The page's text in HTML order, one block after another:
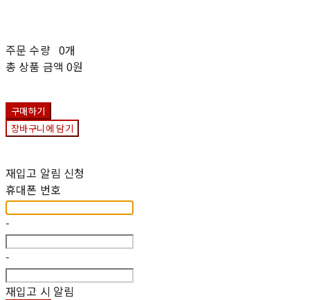
주문 수량 0개
총 상품 금액 0원
구매하기
장바구니에 담기
재입고 알림 신청
휴대폰 번호
-
-
재입고 시 알림